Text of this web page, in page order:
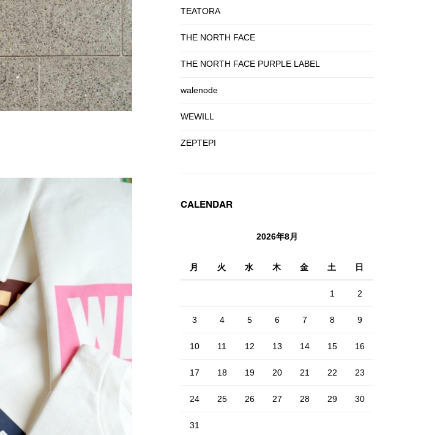
TEATORA
THE NORTH FACE
THE NORTH FACE PURPLE LABEL
walenode
WEWILL
ZEPTEPI
CALENDAR
2026年8月
月 火 水 木 金 土 日
1 2
3 4 5 6 7 8 9
10 11 12 13 14 15 16
17 18 19 20 21 22 23
24 25 26 27 28 29 30
31